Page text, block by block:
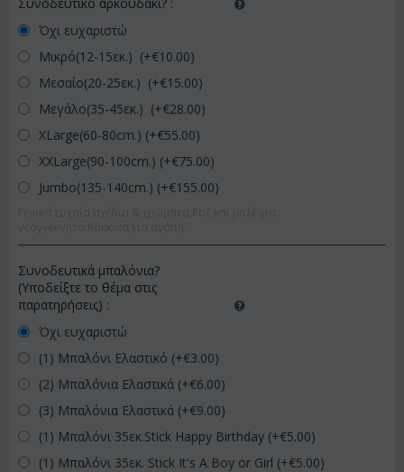
Όχι ευχαριστώ
Μικρό(12-15εκ.) (+€10.00)
Μεσαίο(20-25εκ.) (+€15.00)
Μεγάλο(35-45εκ.) (+€28.00)
XLarge(60-80cm.) (+€55.00)
XXLarge(90-100cm.) (+€75.00)
Jumbo(135-140cm.) (+€155.00)
Συνοδευτικά μπαλόνια?
(Υποδείξτε το θέμα στις
παρατηρήσεις) :
Όχι ευχαριστώ
(1) Μπαλόνι Ελαστικό (+€3.00)
(2) Μπαλόνια Ελαστικά (+€6.00)
(3) Μπαλόνια Ελαστικά (+€9.00)
(1) Μπαλόνι 35εκ.Stick Happy Birthday (+€5.00)
(1) Μπαλόνι 35εκ. Stick It's A Boy or Girl (+€5.00)